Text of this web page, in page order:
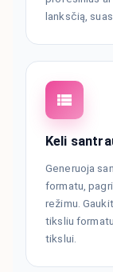
lanksčią,
Keli
Generuoja
formatu,
režimu.
tiksliu
tikslui.